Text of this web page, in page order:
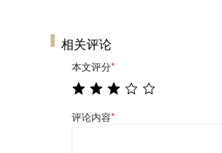
相关评论
本文评分*
评论内容*